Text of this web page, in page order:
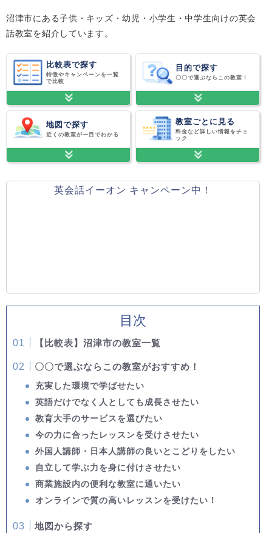
沼津市にある子供・キッズ・幼児・小学生・中学生向けの英会
話教室を紹介しています。
比較表で探す
特徴やキャンペーンを一覧
で比較
目的で探す
〇〇で選ぶならこの教室！
地図で探す
近くの教室が一目でわかる
教室ごとに見る
料金など詳しい情報をチェ
ック
英会話イーオン キャンペーン中！
目次
【比較表】沼津市の教室一覧
〇〇で選ぶならこの教室がおすすめ！
充実した環境で学ばせたい
英語だけでなく人としても成長させたい
教育大手のサービスを選びたい
今の力に合ったレッスンを受けさせたい
外国人講師・日本人講師の良いとこどりをしたい
自立して学ぶ力を身に付けさせたい
商業施設内の便利な教室に通いたい
オンラインで質の高いレッスンを受けたい！
地図から探す